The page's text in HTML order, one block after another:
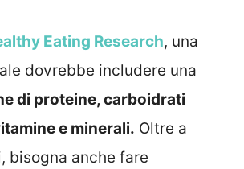
Eating Research, una
dovrebbe includere una
di proteine, carboidrati
e minerali. Oltre a
bisogna anche fare